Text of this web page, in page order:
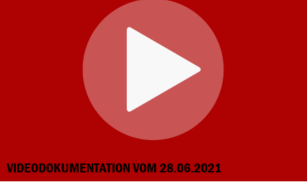
VIDEODOKUMENTATION VOM 28.06.2021